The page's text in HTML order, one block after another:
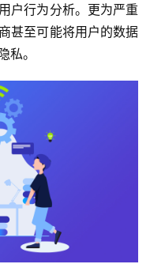
户行为分析。更为严重
甚至可能将用户的数据
私。